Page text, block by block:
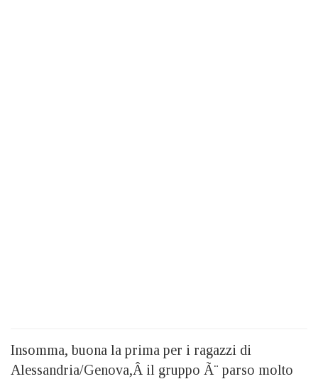
Insomma, buona la prima per i ragazzi di
Alessandria/Genova,Â il gruppo Ã¨ parso molto